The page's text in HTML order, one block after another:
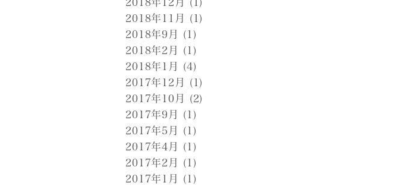
2018年11月 (1)
2018年9月 (1)
2018年2月 (1)
2018年1月 (4)
2017年12月 (1)
2017年10月 (2)
2017年9月 (1)
2017年5月 (1)
2017年4月 (1)
2017年2月 (1)
2017年1月 (1)